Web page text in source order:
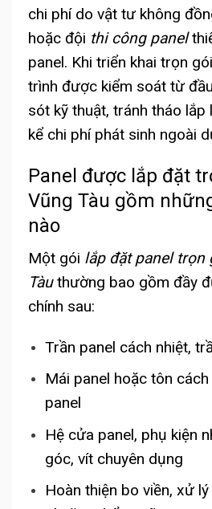
chi phí do vật tư không
hoặc đội thi công panel
panel. Khi triển khai trọn
trình được kiểm soát từ
sót kỹ thuật, tránh tháo lắp
kể chi phí phát sinh ngoài
Panel được lắp đặt
Vũng Tàu gồm
nào
Một gói lắp đặt panel trọn
Tàuthường bao gồm đầy
chính sau:
Trần panel cách nhiệt,
Mái panel hoặc tôn
panel
Hệ cửa panel, phụ kiện
góc, vít chuyên dụng
Hoàn thiện bo viền, xử